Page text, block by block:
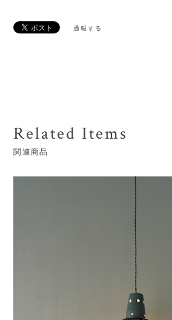
通報する
Related Items
関連商品